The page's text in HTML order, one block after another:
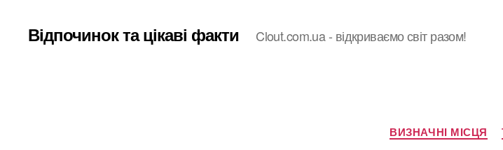
Відпочинок та цікаві факти Clout.com.ua - відкриваємо світ разом!
ВИЗНАЧНІ МІСЦЯ